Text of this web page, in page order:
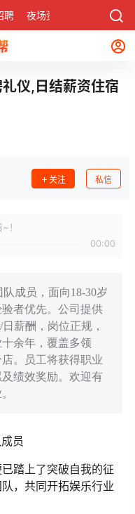
聘 夜场资讯 社区
仪,日结薪资住宿
关注 私信
！
00:00
成员，面向18-30岁
者优先。公司提供
薪酬，岗位正规，
余年，覆盖多领
。员工将获得职业
绩效奖励。欢迎有
员
踏上了突破自我的征
，共同开拓娱乐行业